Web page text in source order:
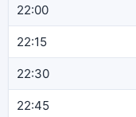
22:00
22:15
22:30
22:45